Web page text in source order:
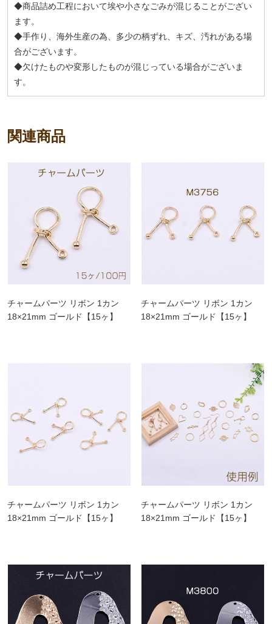
◆商品詰め工程において埃や小さなごみが混じることがござい
ます。
◆手作り、海外生産の為、多少の柄ずれ、キズ、汚れがある場
合がございます。
◆欠けたものや変形したものが混じっている場合がございま
す。
関連商品
チャームパーツ リボン 1カン
18×21mm ゴールド【15ヶ】
チャームパーツ リボン 1カン
18×21mm ゴールド【15ヶ】
チャームパーツ リボン 1カン
18×21mm ゴールド【15ヶ】
チャームパーツ リボン 1カン
18×21mm ゴールド【15ヶ】